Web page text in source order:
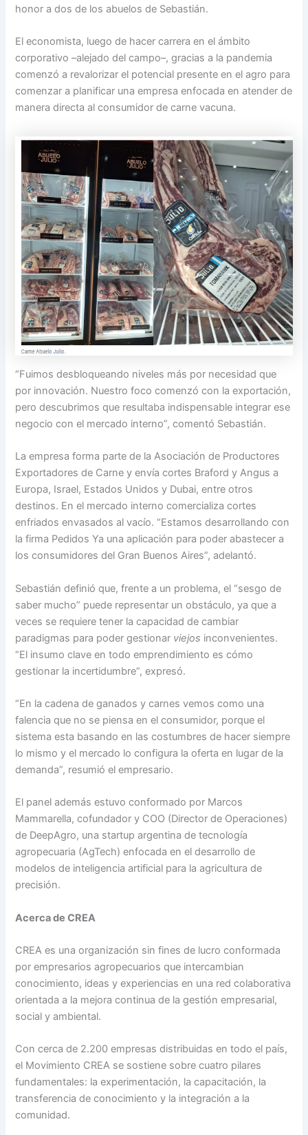
honor a dos de los abuelos de Sebastián.
El economista, luego de hacer carrera en el ámbito
corporativo –alejado del campo–, gracias a la pandemia
comenzó a revalorizar el potencial presente en el agro para
comenzar a planificar una empresa enfocada en atender de
manera directa al consumidor de carne vacuna.
“Fuimos desbloqueando niveles más por necesidad que
por innovación. Nuestro foco comenzó con la exportación,
pero descubrimos que resultaba indispensable integrar ese
negocio con el mercado interno”, comentó Sebastián.
La empresa forma parte de la Asociación de Productores
Exportadores de Carne y envía cortes Braford y Angus a
Europa, Israel, Estados Unidos y Dubai, entre otros
destinos. En el mercado interno comercializa cortes
enfriados envasados al vacío. “Estamos desarrollando con
la firma Pedidos Ya una aplicación para poder abastecer a
los consumidores del Gran Buenos Aires”, adelantó.
Sebastián definió que, frente a un problema, el “sesgo de
saber mucho” puede representar un obstáculo, ya que a
veces se requiere tener la capacidad de cambiar
paradigmas para poder gestionar viejos inconvenientes.
“El insumo clave en todo emprendimiento es cómo
gestionar la incertidumbre”, expresó.
“En la cadena de ganados y carnes vemos como una
falencia que no se piensa en el consumidor, porque el
sistema esta basando en las costumbres de hacer siempre
lo mismo y el mercado lo configura la oferta en lugar de la
demanda”, resumió el empresario.
El panel además estuvo conformado por Marcos
Mammarella, cofundador y COO (Director de Operaciones)
de DeepAgro, una startup argentina de tecnología
agropecuaria (AgTech) enfocada en el desarrollo de
modelos de inteligencia artificial para la agricultura de
precisión.
Acerca de CREA
CREA es una organización sin fines de lucro conformada
por empresarios agropecuarios que intercambian
conocimiento, ideas y experiencias en una red colaborativa
orientada a la mejora continua de la gestión empresarial,
social y ambiental.
Con cerca de 2.200 empresas distribuidas en todo el país,
el Movimiento CREA se sostiene sobre cuatro pilares
fundamentales: la experimentación, la capacitación, la
transferencia de conocimiento y la integración a la
comunidad.